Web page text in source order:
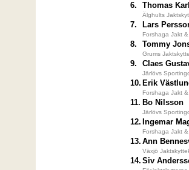
6. Thomas
Älghults
7. Lars
Forshaga Jakt
8. Tommy
Grums
9. Claes
Järlövs
10. Erik
Forshaga Jakt
11. Bo Nilsson
Järlövs
12. Ingemar
Forshaga Jakt
13. Ann
Växjö
14. Siv